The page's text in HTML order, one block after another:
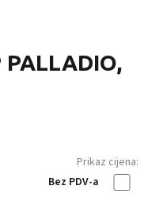
Prikaz cijena:
Bez PDV-a